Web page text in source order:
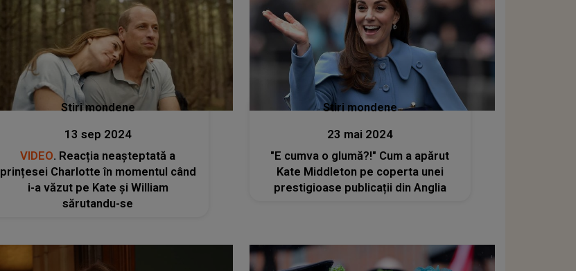
Stiri mondene
13 sep 2024
VIDEO. Reacția neașteptată a
prințesei Charlotte în momentul când
i-a văzut pe Kate și William
sărutandu-se
Stiri mondene
23 mai 2024
"E cumva o glumă?!" Cum a apărut
Kate Middleton pe coperta unei
prestigioase publicații din Anglia